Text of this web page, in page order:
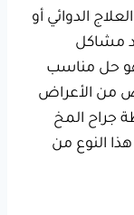
الدوائي أو
مشاكل
حل مناسب
من الأعراض
جراح المخ
النوع من